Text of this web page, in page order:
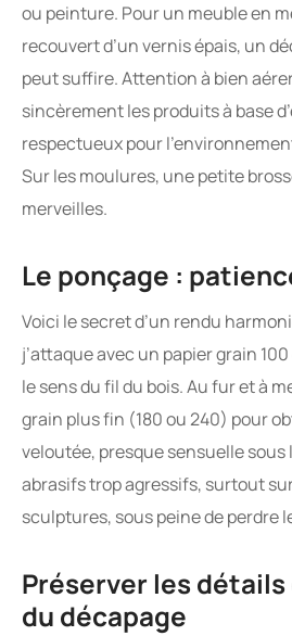
ou peinture. Pour un meuble en
recouvert d’un vernis épais, un
peut suffire. Attention à bien
sincèrement les produits à base
respectueux pour
Sur les moulures, une petite
merveilles.
Le ponçage :
Voici le secret d’un rendu
j’attaque avec un papier grain
le sens du fil du bois. Au fur et à
grain plus fin (180 ou 240) pour
veloutée, presque sensuelle sous
abrasifs trop agressifs, surtout
sculptures, sous peine de perdre
Préserver les détails
du décapage